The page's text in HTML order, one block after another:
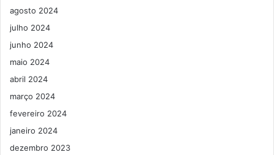
agosto 2024
julho 2024
junho 2024
maio 2024
abril 2024
março 2024
fevereiro 2024
janeiro 2024
dezembro 2023